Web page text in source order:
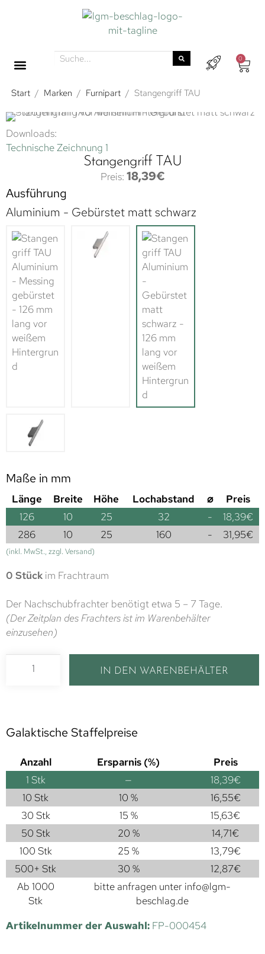
0
Start / Marken / Furnipart / Stangengriff TAU
Downloads:
Technische Zeichnung 1
Stangengriff TAU
18,39€
Ausführung
Aluminium - Gebürstet matt schwarz
Maße in mm
Länge Breite Höhe Lochabstand ⌀
Preis
126
10 25 32 - 18,39€
286
10 25 160 - 31,95€
(inkl. MwSt., zzgl. Versand)
0 Stück im Frachtraum
Der Nachschubfrachter benötigt etwa 5 – 7 Tage.
(Der Zeitplan des Frachters ist im Warenbehälter
einzusehen)
IN DEN WARENBEHÄLTER
Galaktische Staffelpreise
Anzahl Ersparnis (%)
Preis
1 Stk — 18,39€
10 Stk
10 % 16,55€
30 Stk
15 % 15,63€
50 Stk
20 % 14,71€
100 Stk
25 % 13,79€
500+ Stk
30 % 12,87€
Ab 1000
Stk
bitte anfragen unter info@lgm-
beschlag.de
Artikelnummer der Auswahl: FP-000454